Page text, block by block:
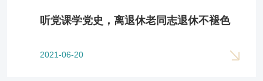
听党课学党史，离退休老同志退休不褪色
2021-06-20